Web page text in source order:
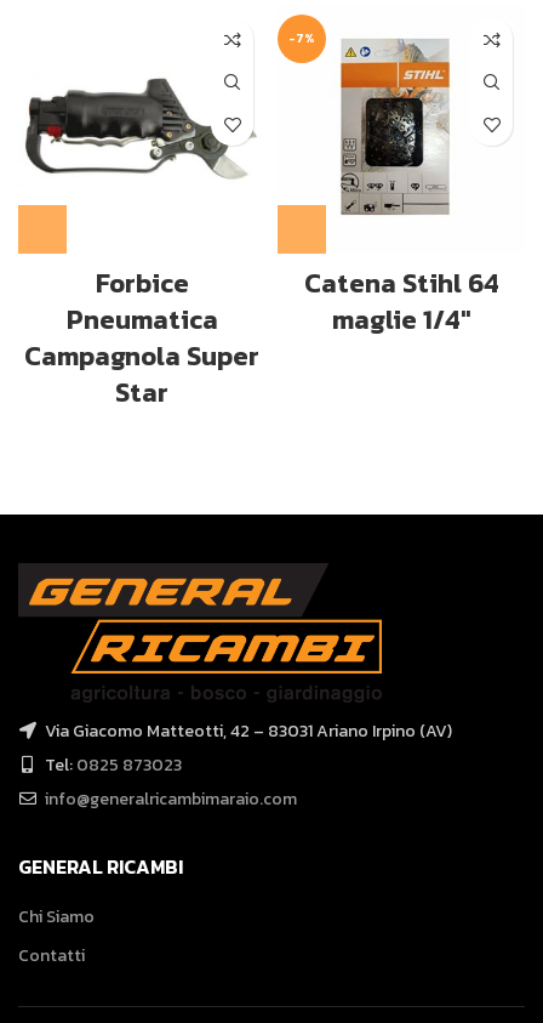
Forbice
Pneumatica
Campagnola Super
Star
-7%
Catena Stihl 64
maglie 1/4″
Via Giacomo Matteotti, 42 – 83031 Ariano Irpino (AV)
Tel:0825 873023
info@generalricambimaraio.com
GENERAL RICAMBI
Chi Siamo
Contatti